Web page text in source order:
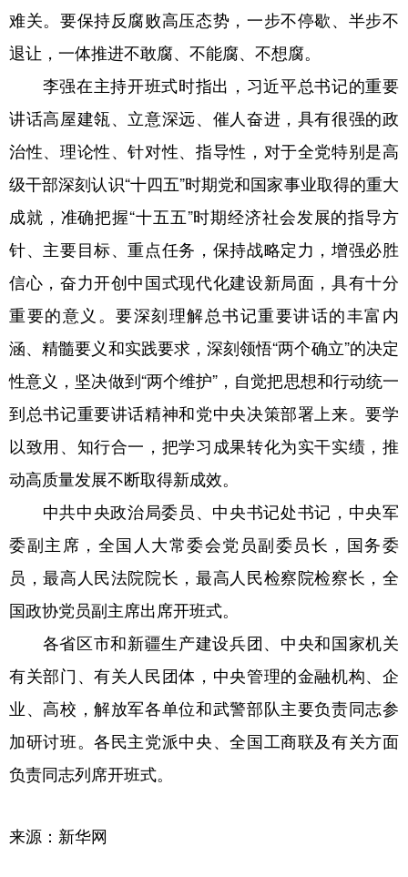
难关。要保持反腐败高压态势，一步不停歇、半步不
退让，一体推进不敢腐、不能腐、不想腐。
李强在主持开班式时指出，习近平总书记的重要
讲话高屋建瓴、立意深远、催人奋进，具有很强的政
治性、理论性、针对性、指导性，对于全党特别是高
级干部深刻认识“十四五”时期党和国家事业取得的重大
成就，准确把握“十五五”时期经济社会发展的指导方
针、主要目标、重点任务，保持战略定力，增强必胜
信心，奋力开创中国式现代化建设新局面，具有十分
重要的意义。要深刻理解总书记重要讲话的丰富内
涵、精髓要义和实践要求，深刻领悟“两个确立”的决定
性意义，坚决做到“两个维护”，自觉把思想和行动统一
到总书记重要讲话精神和党中央决策部署上来。要学
以致用、知行合一，把学习成果转化为实干实绩，推
动高质量发展不断取得新成效。
中共中央政治局委员、中央书记处书记，中央军
委副主席，全国人大常委会党员副委员长，国务委
员，最高人民法院院长，最高人民检察院检察长，全
国政协党员副主席出席开班式。
各省区市和新疆生产建设兵团、中央和国家机关
有关部门、有关人民团体，中央管理的金融机构、企
业、高校，解放军各单位和武警部队主要负责同志参
加研讨班。各民主党派中央、全国工商联及有关方面
负责同志列席开班式。
来源：新华网